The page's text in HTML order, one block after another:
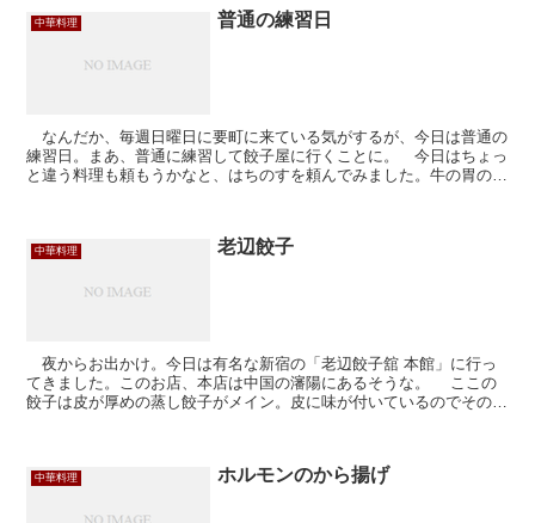
中華料理 普通の練習日
なんだか、毎週日曜日に要町に来ている気がするが、今日は普通の
練習日。まあ、普通に練習して餃子屋に行くことに。 今日はちょっ
と違う料理も頼もうかなと、はちのすを頼んでみました。牛の胃の煮
中華料理 老辺餃子
夜からお出かけ。今日は有名な新宿の「老辺餃子舘 本館」に行っ
てきました。このお店、本店は中国の瀋陽にあるそうな。 ここの
餃子は皮が厚めの蒸し餃子がメイン。皮に味が付いているのでそのま
中華料理 ホルモンのから揚げ